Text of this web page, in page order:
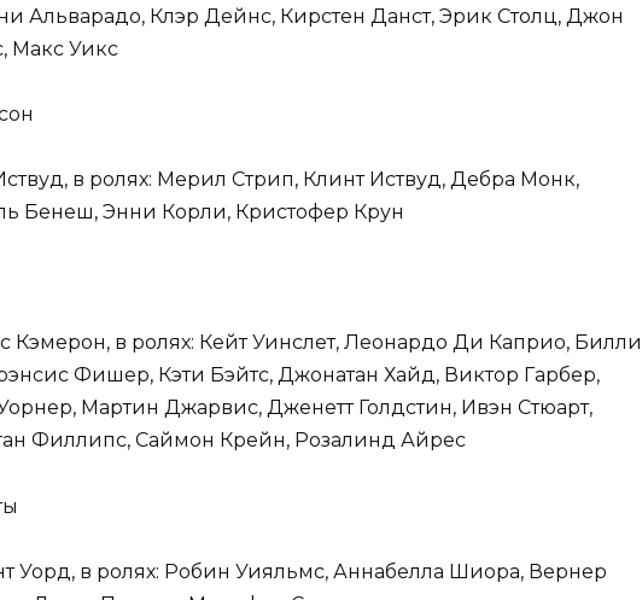
Альварадо, Клэр Дейнс, Кирстен Данст, Эрик Столц, Джон
Макс Уикс
в ролях: Мерил Стрип, Клинт Иствуд, Дебра Монк,
Бенеш, Энни Корли, Кристофер Крун
Кэмерон, в ролях: Кейт Уинслет, Леонардо Ди Каприо, Билли
Фишер, Кэти Бэйтс, Джонатан Хайд, Виктор Гарбер,
Мартин Джарвис, Дженетт Голдстин, Ивэн Стюарт,
Филлипс, Саймон Крейн, Розалинд Айрес
Уорд, в ролях: Робин Уияльмс, Аннабелла Шиора, Вернер